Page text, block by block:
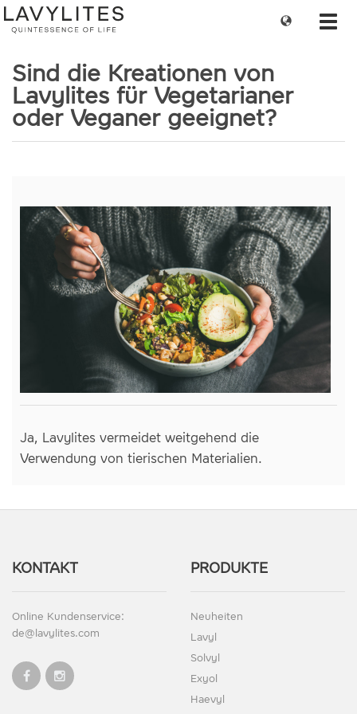
Change
Sind die Kreationen von
Lavylites für Vegetarianer
oder Veganer geeignet?
Ja, Lavylites vermeidet weitgehend die
Verwendung von tierischen Materialien.
KONTAKT
Online Kundenservice:
de@lavylites.com
PRODUKTE
Neuheiten
Lavyl
Solvyl
Exyol
Haevyl